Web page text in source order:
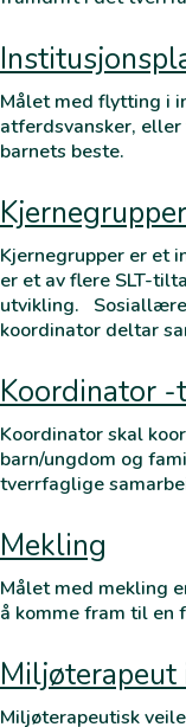
Målet med flytting i
atferdsvansker,
barnets beste.
Kjernegrupper
Kjernegrupper er et
er et av flere SLT-
utvikling.
koordinator deltar
Koordinator
Koordinator skal
barn/ungdom og
tverrfaglige
Mekling
Målet med mekling
å komme fram til en
Miljøterapeutisk